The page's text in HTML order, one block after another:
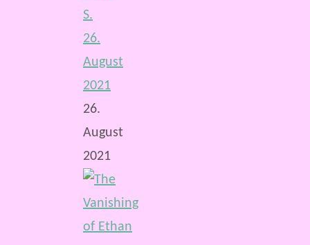
S.
26.
August
2021
26.
August
2021